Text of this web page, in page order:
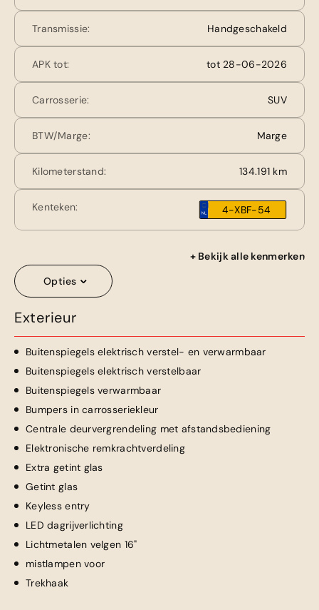
Transmissie: Handgeschakeld
APK tot: tot 28-06-2026
Carrosserie: SUV
BTW/Marge: Marge
Kilometerstand: 134.191 km
Kenteken: 4-XBF-54
+ Bekijk alle kenmerken
Opties
Exterieur
Buitenspiegels elektrisch verstel- en verwarmbaar
Buitenspiegels elektrisch verstelbaar
Buitenspiegels verwarmbaar
Bumpers in carrosseriekleur
Centrale deurvergrendeling met afstandsbediening
Elektronische remkrachtverdeling
Extra getint glas
Getint glas
Keyless entry
LED dagrijverlichting
Lichtmetalen velgen 16"
mistlampen voor
Trekhaak